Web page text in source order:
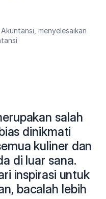
menyelesaikan
salah
dinikmati
kuliner dan
di luar sana.
inspirasi untuk
bacalah lebih